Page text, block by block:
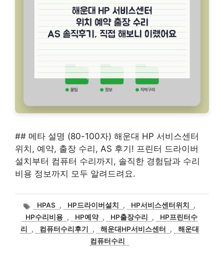
## 메타 설명 (80-100자) 해운대 HP 서비스센터
위치, 예약, 출장 수리, AS 후기! 프린터 드라이버
설치부터 컴퓨터 수리까지, 솔직한 경험담과 수리
비용 정보까지 모두 알려드려요.
태
그
HPAS , HP드라이버설치 , HP서비스센터위치
,
HP수리비용 , HP예약 , HP출장수리 ,
HP프린터수
리
, 컴퓨터수리후기 , 해운대HP서비스센터 ,
해운대
컴퓨터수리